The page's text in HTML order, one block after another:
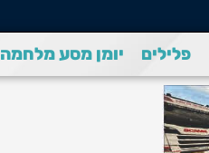
פלילים יומן מסע מלחמה